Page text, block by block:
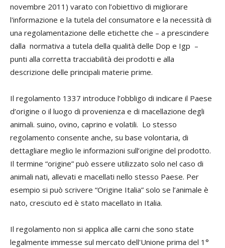
novembre 2011) varato con l’obiettivo di migliorare
l'informazione e la tutela del consumatore e la necessità di
una regolamentazione delle etichette che – a prescindere
dalla normativa a tutela della qualità delle Dop e Igp –
punti alla corretta tracciabilità dei prodotti e alla
descrizione delle principali materie prime.
Il regolamento 1337 introduce l’obbligo di indicare il Paese
d’origine o il luogo di provenienza e di macellazione degli
animali. suino, ovino, caprino e volatili. Lo stesso
regolamento consente anche, su base volontaria, di
dettagliare meglio le informazioni sull’origine del prodotto.
Il termine “origine” può essere utilizzato solo nel caso di
animali nati, allevati e macellati nello stesso Paese. Per
esempio si può scrivere “Origine Italia” solo se l’animale è
nato, cresciuto ed è stato macellato in Italia.
Il regolamento non si applica alle carni che sono state
legalmente immesse sul mercato dell'Unione prima del 1°